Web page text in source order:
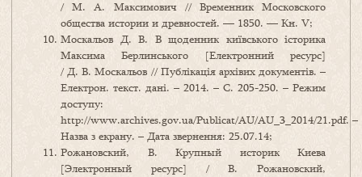
/ М. А. Максимович // Временник Московского
общества истории и древностей. — 1850. — Кн. V;
Москальов Д. В. В щоденник київського історика
Максима Берлинського [Електронний ресурс]
/ Д. В. Москальов // Публікація архівих документів. –
Електрон. текст. дані. – 2014. – С. 205-250. – Режим
доступу:
http://www.archives.gov.ua/Publicat/AU/AU_3_2014/21.pdf. –
Назва з екрану. – Дата звернення: 25.07.14;
Рожановский, В. Крупный историк Киева
[Электронный ресурс] / В. Рожановский,